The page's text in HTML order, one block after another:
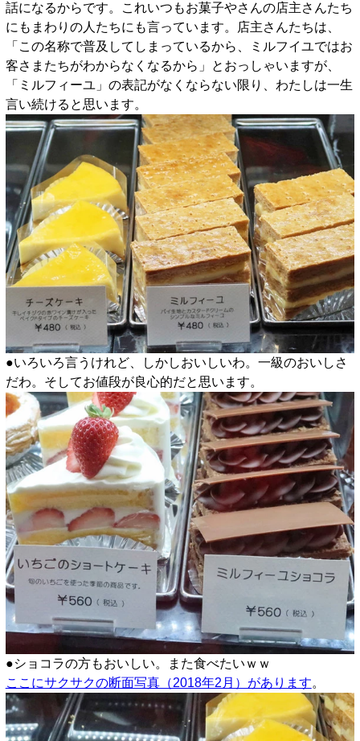
話になるからです。これいつもお菓子やさんの店主さんたち
にもまわりの人たちにも言っています。店主さんたちは、
「この名称で普及してしまっているから、ミルフイユではお
客さまたちがわからなくなるから」とおっしゃいますが、
「ミルフィーユ」の表記がなくならない限り、わたしは一生
言い続けると思います。
●いろいろ言うけれど、しかしおいしいわ。一級のおいしさ
だわ。そしてお値段が良心的だと思います。
●ショコラの方もおいしい。また食べたいｗｗ
ここにサクサクの断面写真（2018年2月）があります。